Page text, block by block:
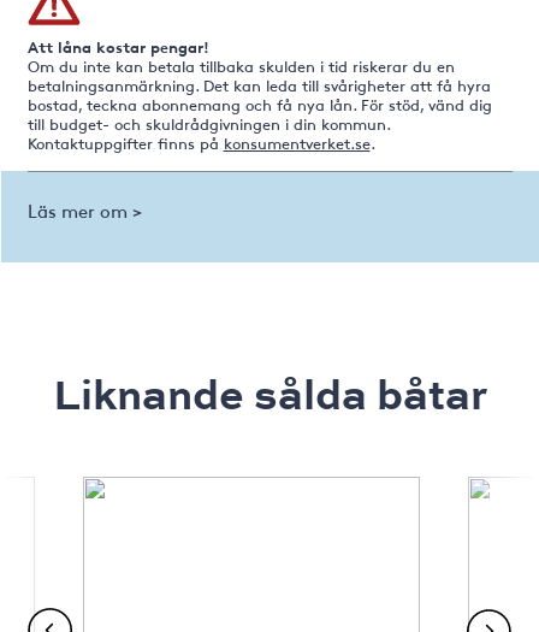
Att låna kostar pengar!
Om du inte kan betala tillbaka skulden i tid riskerar du en
betalningsanmärkning. Det kan leda till svårigheter att få hyra
bostad, teckna abonnemang och få nya lån. För stöd, vänd dig
till budget- och skuldrådgivningen i din kommun.
Kontaktuppgifter finns på konsumentverket.se.
Läs mer om >
Liknande sålda båtar